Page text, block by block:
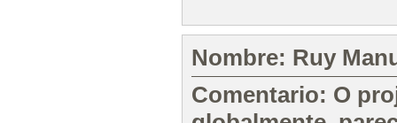
Nombre: Ruy
Comentario: O